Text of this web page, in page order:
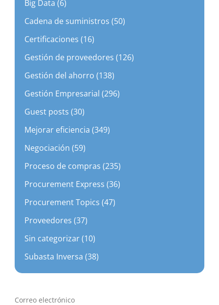
Big Data (6)
Cadena de suministros (50)
Certificaciones (16)
Gestión de proveedores (126)
Gestión del ahorro (138)
Gestión Empresarial (296)
Guest posts (30)
Mejorar eficiencia (349)
Negociación (59)
Proceso de compras (235)
Procurement Express (36)
Procurement Topics (47)
Proveedores (37)
Sin categorizar (10)
Subasta Inversa (38)
Correo electrónico